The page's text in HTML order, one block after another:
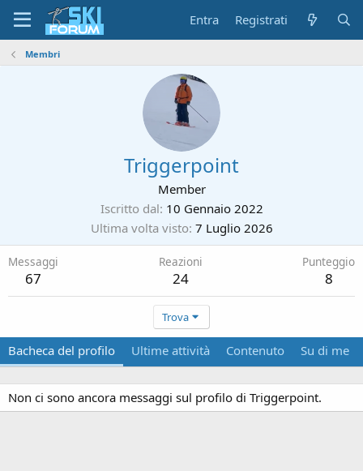
Entra Registrati
Membri
Triggerpoint
Member
Iscritto dal 10 Gennaio 2022
Ultima volta visto 7 Luglio 2026
Messaggi
67
Reazioni
24
Punteggio
8
Trova
Bacheca del profilo Ultime attività Contenuto Su di me
Non ci sono ancora messaggi sul profilo di Triggerpoint.